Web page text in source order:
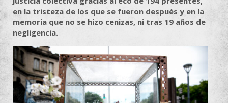
en la tristeza de los que se fueron después y en la
memoria que no se hizo cenizas, ni tras 19 años de
negligencia.